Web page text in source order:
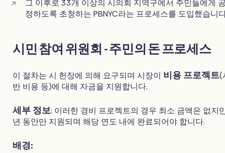
그 이후로 33개 이상의 시의회 지역구에서 주민들에게
정하도록 초청하는 PBNYC라는 프로세스를 도입했습니
시민 참여 위원회 - 주민의 돈 프로세스
이 절차는 시 헌장에 의해 요구되며 시장이 비용 프로젝트(
반 비용 등)에 대해 자금을 지원합니다.
세부 정보: 이러한 경비 프로젝트의 경우 최소 금액은 없지
년 동안만 지원되며 해당 연도 내에 완료되어야 합니다.
배경: